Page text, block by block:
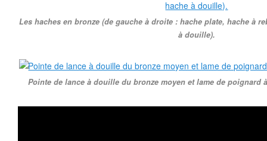
Les haches en bronze (de gauche à droite : hache plate, hache à
à douille).
Pointe de lance à douille du bronze moyen et lame de poignard